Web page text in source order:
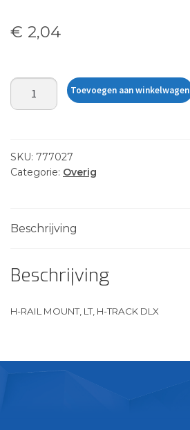
€ 2,04
H-
RAIL
H-
TRACK
Toevoegen aan winkelwagen
SKU: 777027
Categorie: Overig
Beschrijving
Beschrijving
H-RAIL MOUNT, LT, H-TRACK DLX